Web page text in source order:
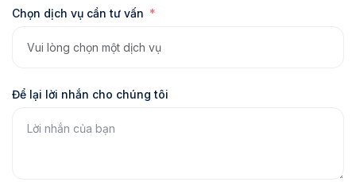
Chọn dịch vụ cần tư vấn
Để lại lời nhắn cho chúng tôi